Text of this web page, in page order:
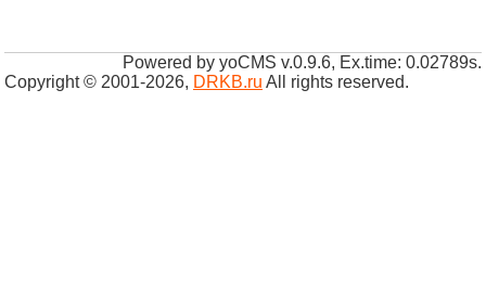
Powered by yoCMS v.0.9.6, Ex.time: 0.02789s.
Copyright © 2001-2026, DRKB.ru All rights reserved.